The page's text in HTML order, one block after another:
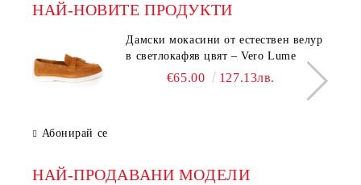
НАЙ-НОВИТЕ ПРОДУКТИ
Дамски мокасини от естествен велур
в светлокафяв цвят – Vero Lume
€65.00 127.13лв.
Абонирай се
НАЙ-ПРОДАВАНИ МОДЕЛИ